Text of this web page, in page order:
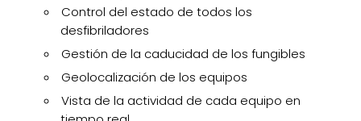
Control del estado de todos los
desfibriladores
Gestión de la caducidad de los fungibles
Geolocalización de los equipos
Vista de la actividad de cada equipo en